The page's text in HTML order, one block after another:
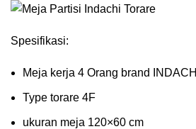
Spesifikasi:
Meja kerja 4 Orang brand INDACHI
Type torare 4F
ukuran meja 120×60 cm